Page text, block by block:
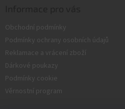
Obchodní podmínky
Podmínky ochrany osobních údajů
Reklamace a vrácení zboží
Dárkové poukazy
Podmínky cookie
Věrnostní program